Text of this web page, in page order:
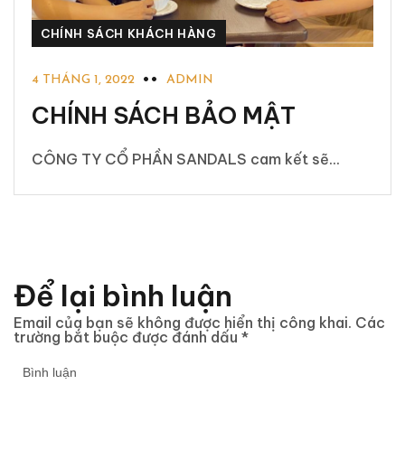
CHÍNH SÁCH KHÁCH HÀNG
4 THÁNG 1, 2022 ADMIN
CHÍNH SÁCH BẢO MẬT
CÔNG TY CỔ PHẦN SANDALS cam kết sẽ...
Để lại bình luận
Email của bạn sẽ không được hiển thị công khai. Các
trường bắt buộc được đánh dấu *